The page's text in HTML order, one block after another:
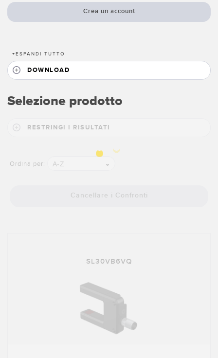
ACCESSORI
ACCESSORI
Convertitori
Software di configurazione dei sensori wireless
Crea un account
+ESPANDI TUTTO
DOWNLOAD
Selezione prodotto
RESTRINGI I RISULTATI
Ordina per: A-Z
Cancellare i Confronti
SL30VB6VQ